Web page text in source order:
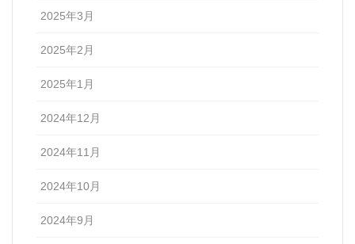
2025年3月
2025年2月
2025年1月
2024年12月
2024年11月
2024年10月
2024年9月